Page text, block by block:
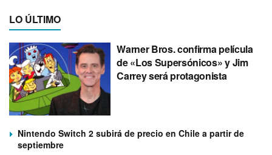
LO ÚLTIMO
Warner Bros. confirma película
de «Los Supersónicos» y Jim
Carrey será protagonista
Nintendo Switch 2 subirá de precio en Chile a partir de
septiembre